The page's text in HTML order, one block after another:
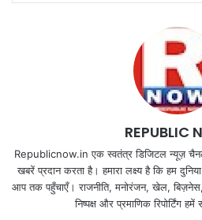
REPUBLIC
Republicnow.in एक स्वतंत्र डिजिटल न्यूज़
खबरें प्रदान करता है। हमारा लक्ष्य है कि हम
आप तक पहुँचाएँ। राजनीति, मनोरंजन, खेल, बिज़नेस,
निष्पक्ष और प्रमाणिक रिपोर्टिंग